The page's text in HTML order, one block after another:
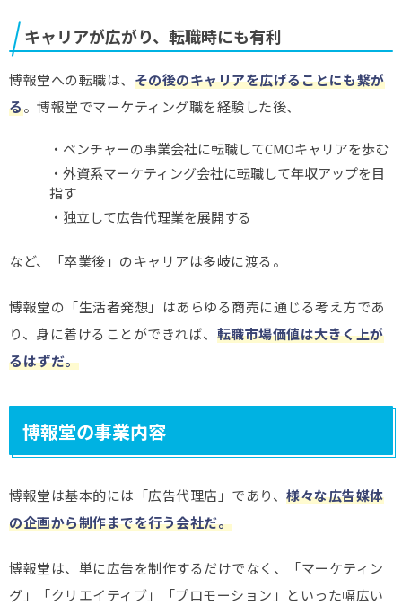
キャリアが広がり、転職時にも有利
博報堂への転職は、 その後のキャリアを広げることにも繋が
る。博報堂でマーケティング職を経験した後、
・ベンチャーの事業会社に転職してCMOキャリアを歩む
・外資系マーケティング会社に転職して年収アップを目
指す
・独立して広告代理業を展開する
など、「卒業後」のキャリアは多岐に渡る。
博報堂の「生活者発想」はあらゆる商売に通じる考え方であ
り、身に着けることができれば、 転職市場価値は大きく上が
るはずだ。
博報堂の事業内容
博報堂は基本的には「広告代理店」であり、 様々な広告媒体
の企画から制作までを行う会社だ。
博報堂は、単に広告を制作するだけでなく、「マーケティン
グ」「クリエイティブ」「プロモーション」といった幅広い